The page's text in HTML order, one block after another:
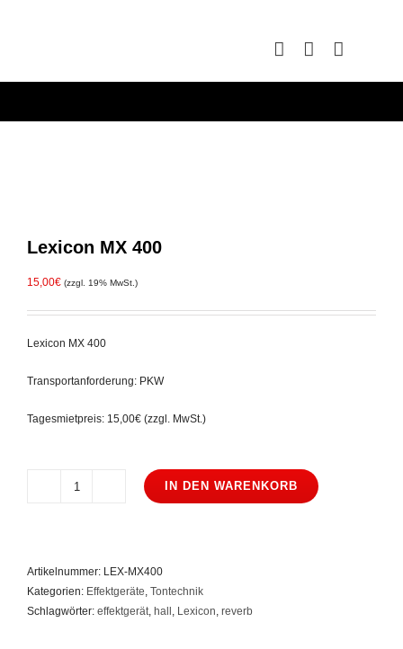
Lexicon MX 400
15,00€ (zzgl. 19% MwSt.)
Lexicon MX 400
Transportanforderung: PKW
Tagesmietpreis: 15,00€ (zzgl. MwSt.)
Lexicon
IN DEN WARENKORB
Artikelnummer: LEX-MX400
Kategorien: Effektgeräte, Tontechnik
Schlagwörter: effektgerät, hall , Lexicon, reverb